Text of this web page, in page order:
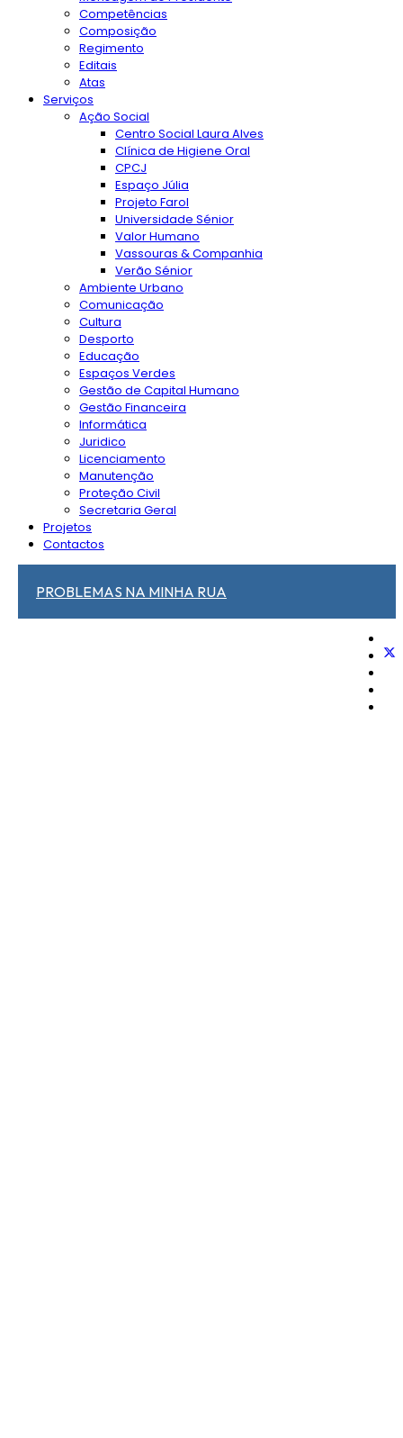
Competências
Composição
Regimento
Editais
Atas
Serviços
Ação Social
Centro Social Laura Alves
Clínica de Higiene Oral
CPCJ
Espaço Júlia
Projeto Farol
Universidade Sénior
Valor Humano
Vassouras & Companhia
Verão Sénior
Ambiente Urbano
Comunicação
Cultura
Desporto
Educação
Espaços Verdes
Gestão de Capital Humano
Gestão Financeira
Informática
Juridico
Licenciamento
Manutenção
Proteção Civil
Secretaria Geral
Projetos
Contactos
PROBLEMAS NA MINHA RUA